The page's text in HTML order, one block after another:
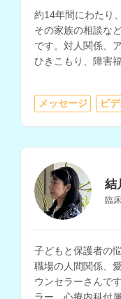
約14年間にわたり
その家族の相談な
です。対人関係、
ひきこもり、障害
おり、ソーシャル
メッセージ ビ
結
臨
子どもと保護者の
職場の人間関係、
ウンセラーさんで